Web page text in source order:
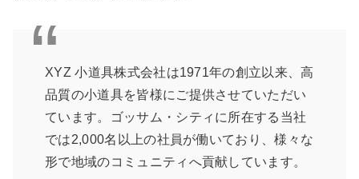
XYZ 小道具株式会社は1971年の創立以来、高
品質の小道具を皆様にご提供させていただい
ています。ゴッサム・シティに所在する当社
では2,000名以上の社員が働いており、様々な
形で地域のコミュニティへ貢献しています。